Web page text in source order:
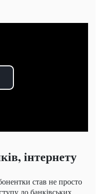
інтернету
став не просто
до банківських